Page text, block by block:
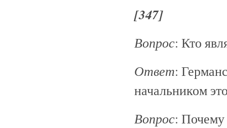
[347]
Вопрос: Кто
Ответ:
начальником
Вопрос: Почему